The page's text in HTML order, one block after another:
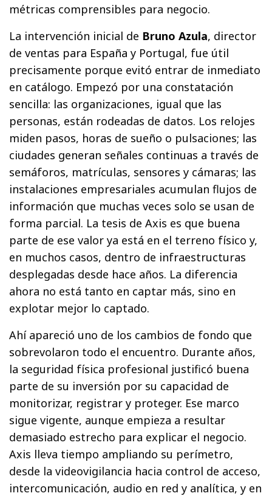
métricas comprensibles para negocio.
La intervención inicial de Bruno Azula, director
de ventas para España y Portugal, fue útil
precisamente porque evitó entrar de inmediato
en catálogo. Empezó por una constatación
sencilla: las organizaciones, igual que las
personas, están rodeadas de datos. Los relojes
miden pasos, horas de sueño o pulsaciones; las
ciudades generan señales continuas a través de
semáforos, matrículas, sensores y cámaras; las
instalaciones empresariales acumulan flujos de
información que muchas veces solo se usan de
forma parcial. La tesis de Axis es que buena
parte de ese valor ya está en el terreno físico y,
en muchos casos, dentro de infraestructuras
desplegadas desde hace años. La diferencia
ahora no está tanto en captar más, sino en
explotar mejor lo captado.
Ahí apareció uno de los cambios de fondo que
sobrevolaron todo el encuentro. Durante años,
la seguridad física profesional justificó buena
parte de su inversión por su capacidad de
monitorizar, registrar y proteger. Ese marco
sigue vigente, aunque empieza a resultar
demasiado estrecho para explicar el negocio.
Axis lleva tiempo ampliando su perímetro,
desde la videovigilancia hacia control de acceso,
intercomunicación, audio en red y analítica, y en